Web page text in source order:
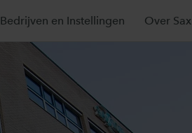
Bedrijven en Instellingen Over